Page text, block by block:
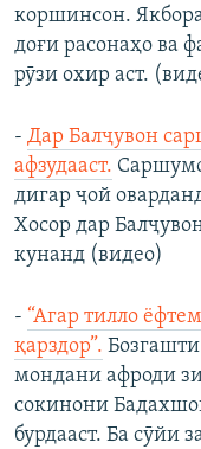
коршинсон.
доғи расонаҳо ва
рӯзи охир аст.
- Дар Балҷувон
афзудааст.
дигар ҷой
Хосор дар
кунанд (видео)
- “Агар тилло
қарздор”.
мондани афроди
сокинони
бурдааст. Ба сӯйи